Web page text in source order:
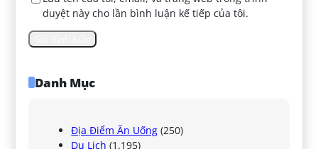
duyệt này cho lần bình luận kế tiếp của tôi.
Danh Mục
Địa Điểm Ăn Uống (250)
Du Lịch (1.195)